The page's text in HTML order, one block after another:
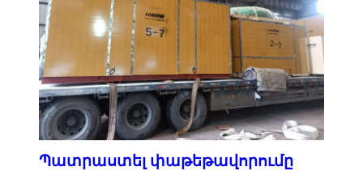
Պատրաստել փաթեթավորումը